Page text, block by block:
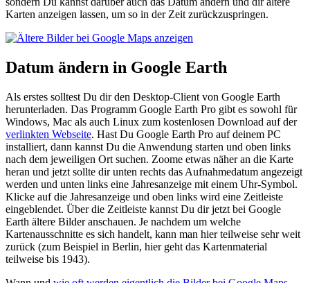
Karten anzeigen lassen, um so in der Zeit zurückzuspringen.
Datum ändern in Google Earth
Als erstes solltest Du dir den Desktop-Client von Google Earth
herunterladen. Das Programm Google Earth Pro gibt es sowohl für
Windows, Mac als auch Linux zum kostenlosen Download auf der
verlinkten Webseite. Hast Du Google Earth Pro auf deinem PC
installiert, dann kannst Du die Anwendung starten und oben links
nach dem jeweiligen Ort suchen. Zoome etwas näher an die Karte
heran und jetzt sollte dir unten rechts das Aufnahmedatum angezeigt
werden und unten links eine Jahresanzeige mit einem Uhr-Symbol.
Klicke auf die Jahresanzeige und oben links wird eine Zeitleiste
eingeblendet. Über die Zeitleiste kannst Du dir jetzt bei Google
Earth ältere Bilder anschauen. Je nachdem um welche
Kartenausschnitte es sich handelt, kann man hier teilweise sehr weit
zurück (zum Beispiel in Berlin, hier geht das Kartenmaterial
teilweise bis 1943).